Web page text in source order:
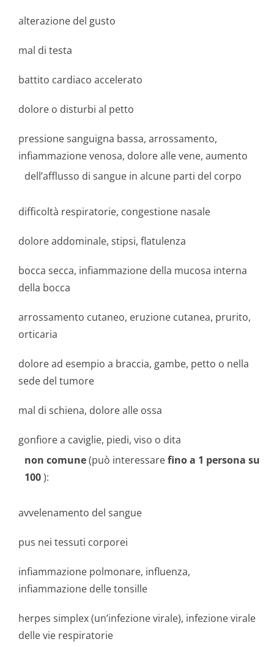
alterazione del gusto
mal di testa
battito cardiaco accelerato
dolore o disturbi al petto
pressione sanguigna bassa, arrossamento,
infiammazione venosa, dolore alle vene, aumento
dell’afflusso di sangue in alcune parti del corpo
difficoltà respiratorie, congestione nasale
dolore addominale, stipsi, flatulenza
bocca secca, infiammazione della mucosa interna
della bocca
arrossamento cutaneo, eruzione cutanea, prurito,
orticaria
dolore ad esempio a braccia, gambe, petto o nella
sede del tumore
mal di schiena, dolore alle ossa
gonfiore a caviglie, piedi, viso o dita
non comune(può interessarefino a 1 persona su
100):
avvelenamento del sangue
pus nei tessuti corporei
infiammazione polmonare, influenza,
infiammazione delle tonsille
herpes simplex (un’infezione virale), infezione virale
delle vie respiratorie